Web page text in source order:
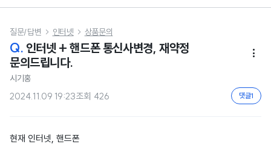
질문/답변  인터넷  상품문의
Q. 인터넷 + 핸드폰 통신사변경, 재약정
문의드립니다.

시기홍
2024.11.09 19:23조회 426 댓글1
현재 인터넷, 핸드폰